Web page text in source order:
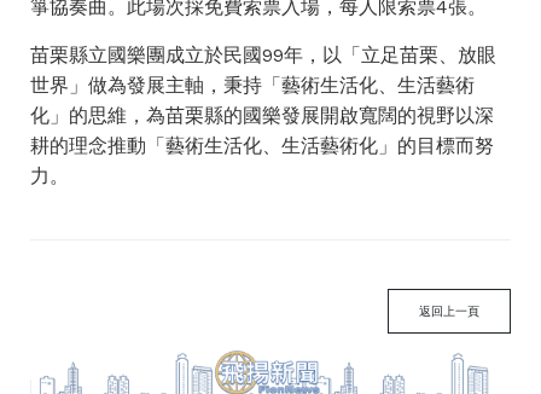
箏協奏曲。此場次採免費索票入場，每人限索票4張。
苗栗縣立國樂團成立於民國99年，以「立足苗栗、放眼
世界」做為發展主軸，秉持「藝術生活化、生活藝術
化」的思維，為苗栗縣的國樂發展開啟寬闊的視野以深
耕的理念推動「藝術生活化、生活藝術化」的目標而努
力。
返回上一頁